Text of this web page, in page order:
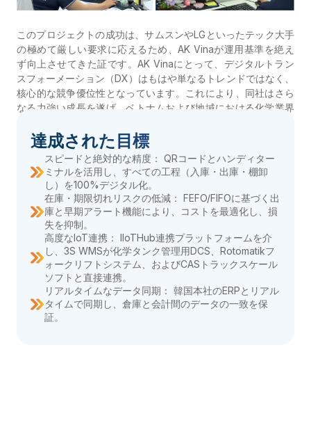
このプロジェクトの成功は、サムスンやLGといったテック大手
の極めて厳しい要求に応えるため、AK Vinaが運用基準を絶え
ず向上させてきた証です。AK Vinaにとって、デジタルトラン
スフォーメーション（DX）はもはや単なるトレンドではなく、
核心的な競争優位性となっています。これにより、同社はさら
なる力強い成長を遂げ、ベトナムおよび地域における化学業界
ています。
達成された目標
スピードと絶対的な精度： QRコードとハンディター
ミナルを活用し、すべての工程（入庫・出庫・棚卸
し）を100%デジタル化。
在庫・期限切れリスクの低減： FEFO/FIFOに基づく出
庫と早期アラート機能により、コストを最適化し、損
失を抑制。
高度なIoT連携： IIoTHub連携プラットフォームを介
し、3S WMSが化学タンク管理用DCS、Rotomatikフ
ォークリフトシステム、およびCASトラックスケール
ソフトと直接連携。
リアルタイムなデータ同期： 韓国本社のERPとリアル
タイムで同期し、倉庫と会計間のデータの一致を保
証。